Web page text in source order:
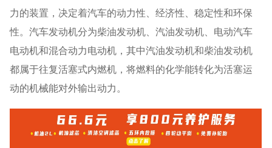
力的装置，决定着汽车的动力性、经济性、稳定性和环保
性。汽车发动机分为柴油发动机、汽油发动机、电动汽车
电动机和混合动力电动机，其中汽油发动机和柴油发动机
都属于往复活塞式内燃机，将燃料的化学能转化为活塞运
动的机械能对外输出动力。